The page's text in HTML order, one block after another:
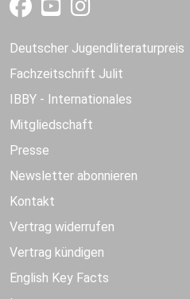
Deutscher Jugendliteraturpreis
Fachzeitschrift Julit
IBBY - Internationales
Mitgliedschaft
Presse
Newsletter abonnieren
Kontakt
Vertrag widerrufen
Vertrag kündigen
English Key Facts